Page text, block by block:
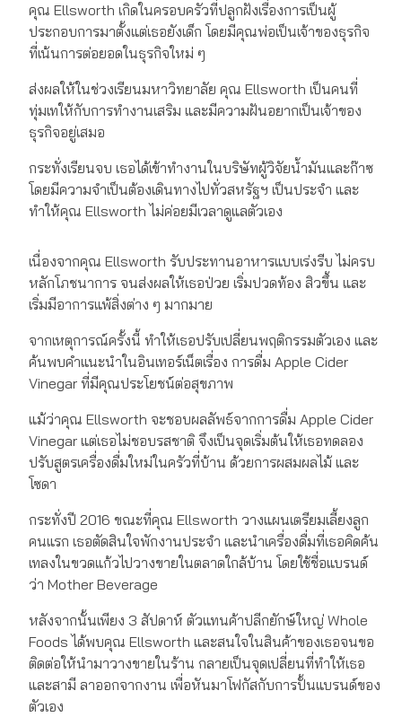
คุณ Ellsworth เกิดในครอบครัวที่ปลูกฝังเรื่องการเป็นผู้
ประกอบการมาตั้งแต่เธอยังเด็ก โดยมีคุณพ่อเป็นเจ้าของธุรกิจ
ที่เน้นการต่อยอดในธุรกิจใหม่ ๆ
ส่งผลให้ในช่วงเรียนมหาวิทยาลัย คุณ Ellsworth เป็นคนที่
ทุ่มเทให้กับการทำงานเสริม และมีความฝันอยากเป็นเจ้าของ
ธุรกิจอยู่เสมอ
กระทั่งเรียนจบ เธอได้เข้าทำงานในบริษัทผู้วิจัยน้ำมันและก๊าซ
โดยมีความจำเป็นต้องเดินทางไปทั่วสหรัฐฯ เป็นประจำ และ
ทำให้คุณ Ellsworth ไม่ค่อยมีเวลาดูแลตัวเอง
เนื่องจากคุณ Ellsworth รับประทานอาหารแบบเร่งรีบ ไม่ครบ
หลักโภชนาการ จนส่งผลให้เธอป่วย เริ่มปวดท้อง สิวขึ้น และ
เริ่มมีอาการแพ้สิ่งต่าง ๆ มากมาย
จากเหตุการณ์ครั้งนี้ ทำให้เธอปรับเปลี่ยนพฤติกรรมตัวเอง และ
ค้นพบคำแนะนำในอินเทอร์เน็ตเรื่อง การดื่ม Apple Cider
Vinegar ที่มีคุณประโยชน์ต่อสุขภาพ
แม้ว่าคุณ Ellsworth จะชอบผลลัพธ์จากการดื่ม Apple Cider
Vinegar แต่เธอไม่ชอบรสชาติ จึงเป็นจุดเริ่มต้นให้เธอทดลอง
ปรับสูตรเครื่องดื่มใหม่ในครัวที่บ้าน ด้วยการผสมผลไม้ และ
โซดา
กระทั่งปี 2016 ขณะที่คุณ Ellsworth วางแผนเตรียมเลี้ยงลูก
คนแรก เธอตัดสินใจพักงานประจำ และนำเครื่องดื่มที่เธอคิดค้น
เทลงในขวดแก้วไปวางขายในตลาดใกล้บ้าน โดยใช้ชื่อแบรนด์
ว่า Mother Beverage
หลังจากนั้นเพียง 3 สัปดาห์ ตัวแทนค้าปลีกยักษ์ใหญ่ Whole
Foods ได้พบคุณ Ellsworth และสนใจในสินค้าของเธอจนขอ
ติดต่อให้นำมาวางขายในร้าน กลายเป็นจุดเปลี่ยนที่ทำให้เธอ
และสามี ลาออกจากงาน เพื่อหันมาโฟกัสกับการปั้นแบรนด์ของ
ตัวเอง